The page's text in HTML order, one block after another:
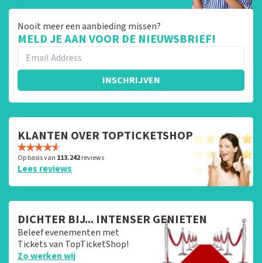
Nooit meer een aanbieding missen?
MELD JE AAN VOOR DE NIEUWSBRIEF!
INSCHRIJVEN
KLANTEN OVER TOPTICKETSHOP
Op basis van 113.242reviews
Lees reviews
DICHTER BIJ... INTENSER GENIETEN
Beleef evenementen met
Tickets van TopTicketShop!
Zo werken wij